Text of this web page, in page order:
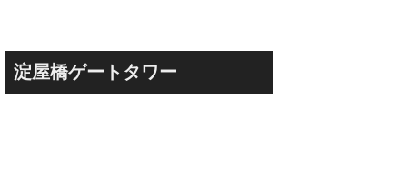
淀屋橋ゲートタワー